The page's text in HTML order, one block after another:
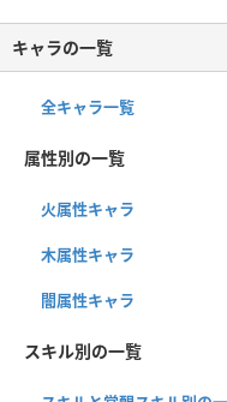
キャラの一覧
全キャラ一覧
属性別の一覧
火属性キャラ
木属性キャラ
闇属性キャラ
スキル別の一覧